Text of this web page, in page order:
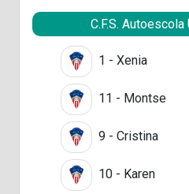
C.F.S.
1 - Xenia
11 - Montse
9 - Cristina
10 - Karen